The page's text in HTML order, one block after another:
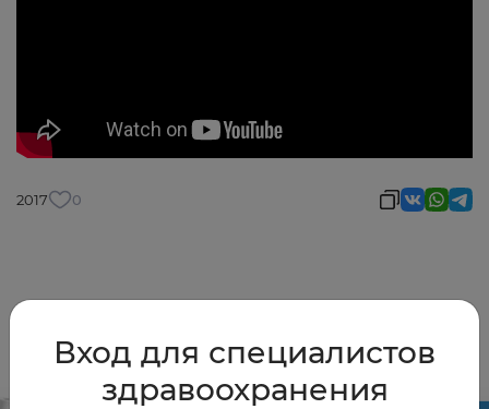
2017 0
Вход для специалистов
здравоохранения